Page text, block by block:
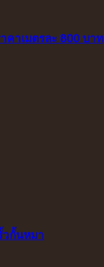
คาเมตรละ 800 บาท
กั้นหมา